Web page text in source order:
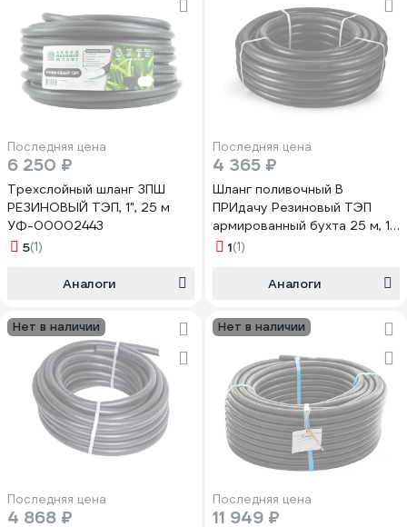
Последняя цена
6 250 ₽
Трехслойный шланг ЗПШ
РЕЗИНОВЫЙ ТЭП, 1", 25 м
УФ-00002443
5(1)
Аналоги
Последняя цена
4 365 ₽
Шланг поливочный В
ПРИдачу Резиновый ТЭП
армированный бухта 25 м, 1
1201372
1(1)
Аналоги
Нет в наличии
Последняя цена
4 868 ₽
Нет в наличии
Последняя цена
11 949 ₽